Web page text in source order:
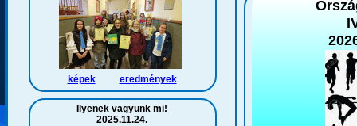
képek eredmények
Ilyenek vagyunk mi!
2025.11.24.